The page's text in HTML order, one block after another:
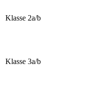
Klasse 2a/b
Klasse 3a/b